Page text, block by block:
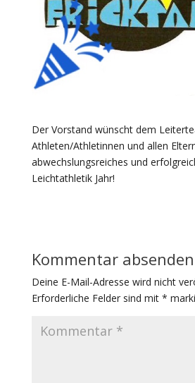
Der Vorstand wünscht dem
Athleten/Athletinnen und allen
abwechslungsreiches und
Leichtathletik Jahr!
Kommentar absenden
Deine E-Mail-Adresse wird nicht
Erforderliche Felder sind mit *